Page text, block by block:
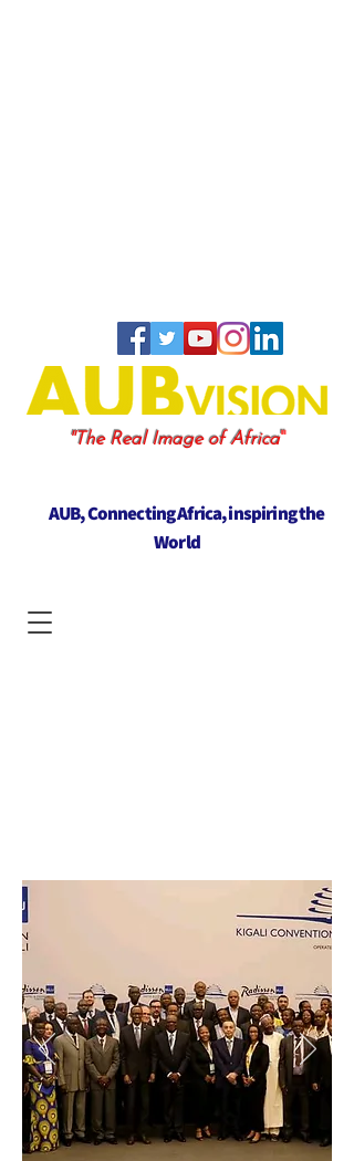
"The Real Image of Africa"
AUB, Connecting Africa, inspiring the
World